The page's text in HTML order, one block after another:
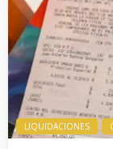
LIQUIDACIONES